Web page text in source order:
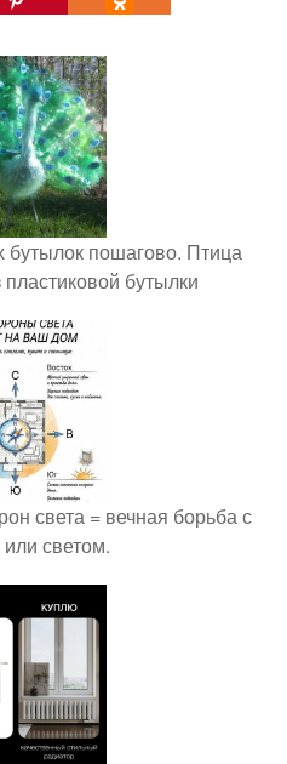
бутылок пошагово. Птица
бутылки
света = вечная борьба с
светом.